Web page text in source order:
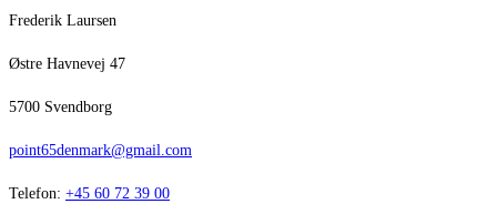
Frederik Laursen
Østre Havnevej 47
5700 Svendborg
point65denmark@gmail.com
Telefon: +45 60 72 39 00